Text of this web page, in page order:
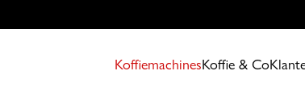
KoffiemachinesKoffie & Co